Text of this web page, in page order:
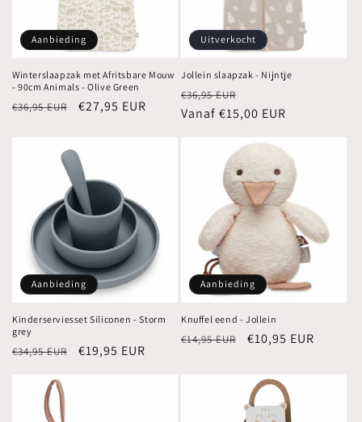
Aanbieding
Winterslaapzak met Afritsbare Mouw
- 90cm Animals - Olive Green
Normale
€36,95 EUR Aanbiedingsprijs
€27,95 EUR
Uitverkocht
Jollein slaapzak - Nijntje
Normale
prijs
€36,95 EUR
Vanaf €15,00 EUR
Aanbieding
Kinderserviesset Siliconen - Storm
grey
Normale
€34,95 EUR Aanbiedingsprijs
€19,95 EUR
Aanbieding
Knuffel eend - Jollein
Normale
€14,95 EUR Aanbiedingsprijs
€10,95 EUR